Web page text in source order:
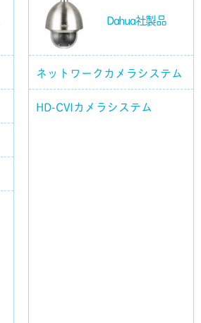
Dahua社製品
ネットワークカメラシステム
HD-CVIカメラシステム